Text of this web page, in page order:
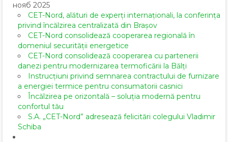
нояб 2025
CET-Nord, alături de experți internaționali, la conferința
privind încălzirea centralizată din Brașov
CET-Nord consolidează cooperarea regională în
domeniul securității energetice
CET-Nord consolidează cooperarea cu partenerii
danezi pentru modernizarea termoficării la Bălți
Instrucțiuni privind semnarea contractului de furnizare
a energiei termice pentru consumatorii casnici
Încălzirea pe orizontală – soluția modernă pentru
confortul tău
S.A. „CET-Nord” adresează felicitări colegului Vladimir
Schiba